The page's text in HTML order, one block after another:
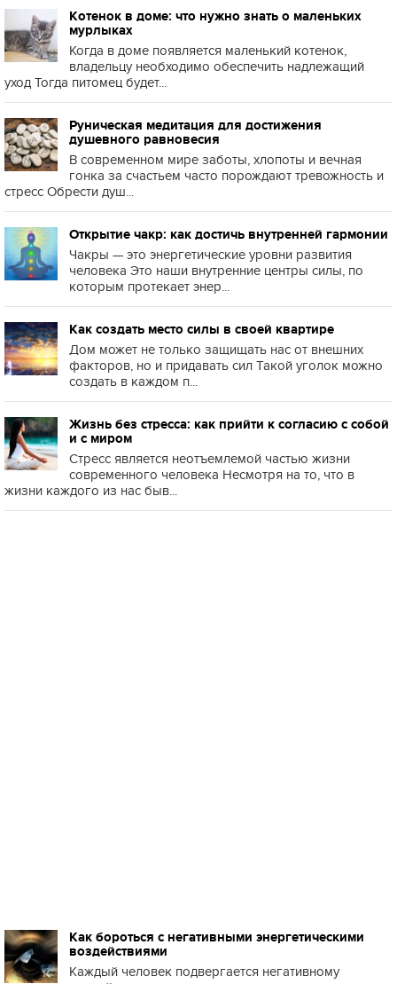
Котенок в доме: что нужно знать о маленьких
мурлыках
Когда в доме появляется маленький котенок,
владельцу необходимо обеспечить надлежащий
уход Тогда питомец будет...
Руническая медитация для достижения
душевного равновесия
В современном мире заботы, хлопоты и вечная
гонка за счастьем часто порождают тревожность и
стресс Обрести душ...
Открытие чакр: как достичь внутренней гармонии
Чакры — это энергетические уровни развития
человека Это наши внутренние центры силы, по
которым протекает энер...
Как создать место силы в своей квартире
Дом может не только защищать нас от внешних
факторов, но и придавать сил Такой уголок можно
создать в каждом п...
Жизнь без стресса: как прийти к согласию с собой
и с миром
Стресс является неотъемлемой частью жизни
современного человека Несмотря на то, что в
жизни каждого из нас быв...
Как бороться с негативными энергетическими
воздействиями
Каждый человек подвергается негативному